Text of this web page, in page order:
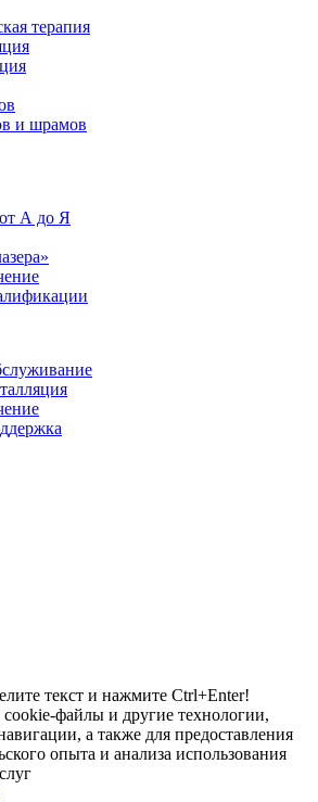
терапия
и шрамов
А до Я
текст и нажмите Ctrl+Enter!
cookie-файлы и другие технологии,
а также для предоставления
опыта и анализа использования